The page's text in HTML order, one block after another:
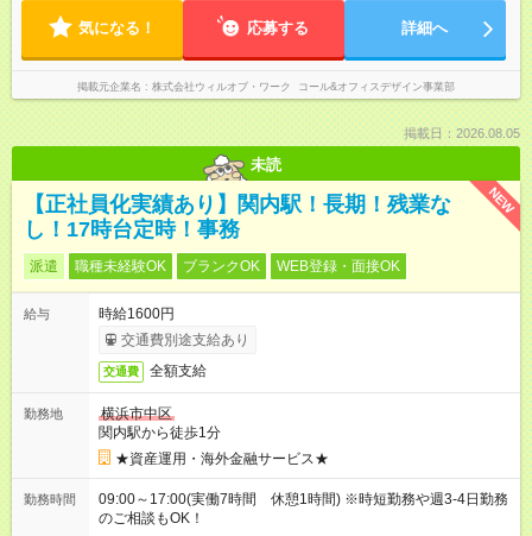
気になる！ 応募する 詳細へ
掲載元企業名 株式会社ウィルオブ・ワーク コール&オフィスデザイン事業部
掲載日：2026.08.05
未読
NEW
【正社員化実績あり】関内駅！長期！残業な
し！17時台定時！事務
派遣 職種未経験OK ブランクOK WEB登録・面接OK
給与
時給1600円
交通費別途支給あり
交通費 全額支給
勤務地
横浜市中区
関内駅から徒歩1分
★資産運用・海外金融サービス★
勤務時間
09:00～17:00(実働7時間 休憩1時間) ※時短勤務や週3-4日勤務
のご相談もOK！